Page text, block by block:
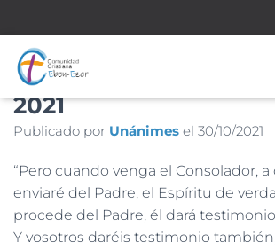
Nº 1.947 – 24 de
2021
Publicado por Unánimes el 30/10/2021
“Pero cuando venga el Consolador,
enviaré del Padre, el Espíritu de
procede del Padre, él dará
Y vosotros daréis testimonio